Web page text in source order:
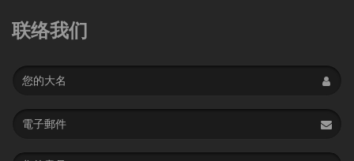
联络我们
Name
Email
address